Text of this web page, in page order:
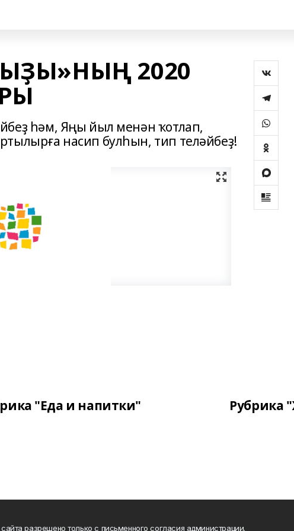
2020
һәм, Яңы йыл менән ҡотлап,
насип булһын, тип теләйбеҙ!
"Еда и напитки" Рубрика
разрешено только с письменного согласия администрации.